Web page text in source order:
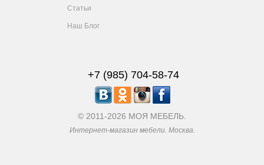
Статьи
Наш Блог
+7 (985) 704-58-74
© 2011-2026 МОЯ МЕБЕЛЬ.
Интернет-магазин мебели. Москва.